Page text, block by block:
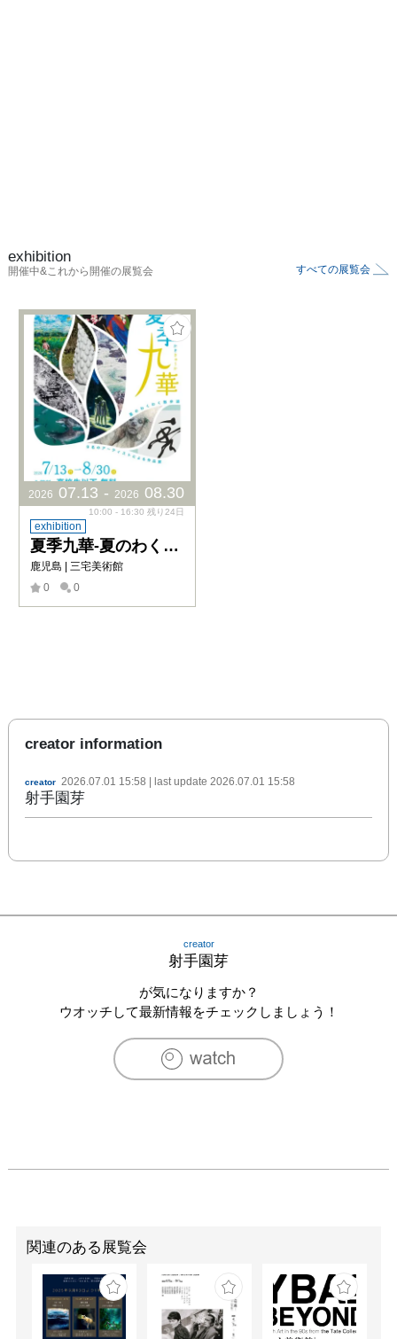
exhibition
開催中&これから開催の展覧会 すべての展覧会
2026 07.13 - 2026 08.30
10:00 - 16:30 残り24日
exhibition
夏季九華-夏のわくわく散歩道
鹿児島 | 三宅美術館
0
0
creator information
creator 2026.07.01 15:58 | last update 2026.07.01 15:58
射手園芽
creator
射手園芽
が気になりますか？
ウオッチして最新情報をチェックしましょう！
関連のある展覧会